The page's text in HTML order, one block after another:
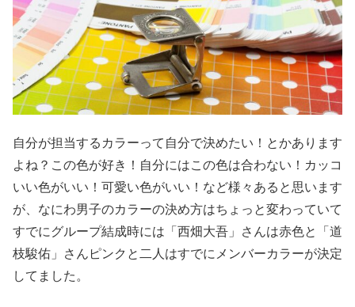
自分が担当するカラーって自分で決めたい！とかあります
よね？この色が好き！自分にはこの色は合わない！カッコ
いい色がいい！可愛い色がいい！など様々あると思います
が、なにわ男子のカラーの決め方はちょっと変わっていて
すでにグループ結成時には「西畑大吾」さんは赤色と「道
枝駿佑」さんピンクと二人はすでにメンバーカラーが決定
してました。